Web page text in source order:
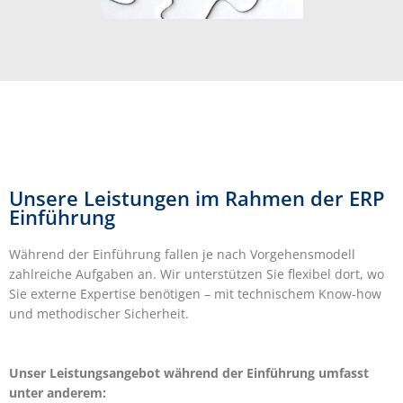
Unsere Leistungen im Rahmen der ERP
Einführung
Während der Einführung fallen je nach Vorgehensmodell
zahlreiche Aufgaben an. Wir unterstützen Sie flexibel dort, wo
Sie externe Expertise benötigen – mit technischem Know-how
und methodischer Sicherheit.
Unser Leistungsangebot während der Einführung umfasst
unter anderem: